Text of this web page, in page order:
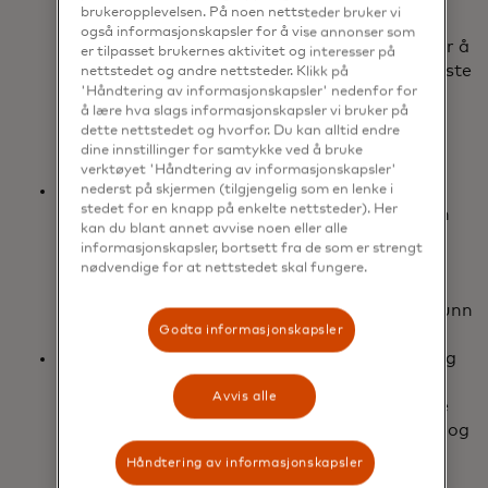
resultat har 65 % til hensikt å ansette flere
leverandører, partnere og arbeidere globalt for å
gjøre forretningsdriften mer robust. Og de fleste
små og mellomstore bedrifter øker også
investeringene sine i digitale teknologier for å
overleve og vokse i skiftende økonomiske
forhold.
Datasikkerhet er fortsatt et sentralt krav for
små og mellomstore bedrifter når de velger en
nettbasert betalingsløsning på tvers av
landegrenser. 1 av 4 blir forhindret fra å i det
grenseoverskridende betalinger på nett på grunn
av den oppfattede risikoen for svindel.
Hastighet og åpenhet er også viktig for små og
mellomstore bedrifter når de sender
internasjonale betalinger, ettersom forsinkede
eller mislykkede betalinger skader omdømmet og
viktige leverandørforhold.
brukeropplevelsen. På noen nettsteder bruker vi
også informasjonskapsler for å vise annonser som
er tilpasset brukernes aktivitet og interesser på
nettstedet og andre nettsteder. Klikk på
'Håndtering av informasjonskapsler' nedenfor for
å lære hva slags informasjonskapsler vi bruker på
dette nettstedet og hvorfor. Du kan alltid endre
dine innstillinger for samtykke ved å bruke
verktøyet 'Håndtering av informasjonskapsler'
nederst på skjermen (tilgjengelig som en lenke i
stedet for en knapp på enkelte nettsteder). Her
kan du blant annet avvise noen eller alle
informasjonskapsler, bortsett fra de som er strengt
nødvendige for at nettstedet skal fungere.
Godta informasjonskapsler
Avvis alle
Håndtering av informasjonskapsler